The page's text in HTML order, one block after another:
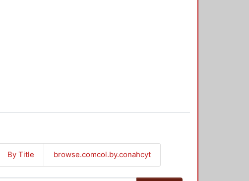
By Title browse.comcol.by.conahcyt